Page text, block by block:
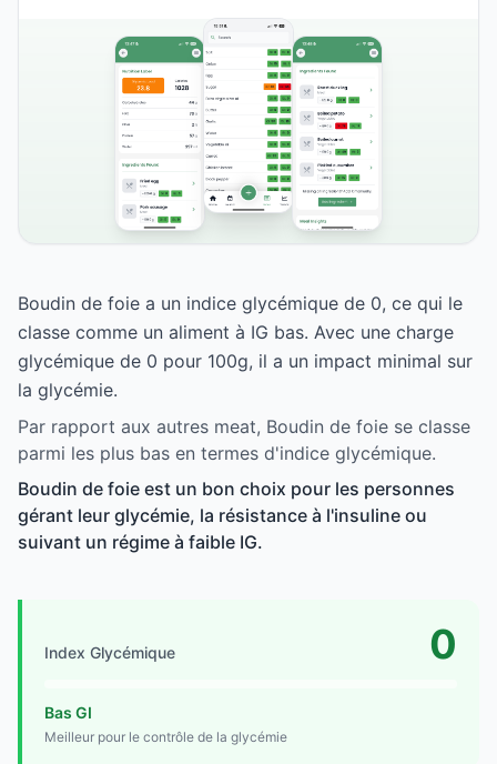
Boudin de foie a un indice glycémique de 0, ce qui le
classe comme un aliment à IG bas. Avec une charge
glycémique de 0 pour 100g, il a un impact minimal sur
la glycémie.
Par rapport aux autres meat, Boudin de foie se classe
parmi les plus bas en termes d'indice glycémique.
Boudin de foie est un bon choix pour les personnes
gérant leur glycémie, la résistance à l'insuline ou
suivant un régime à faible IG.
Index Glycémique 0
Bas GI
Meilleur pour le contrôle de la glycémie